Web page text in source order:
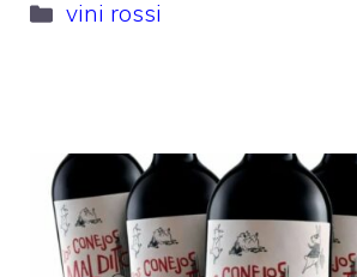
Categorie
vini rossi